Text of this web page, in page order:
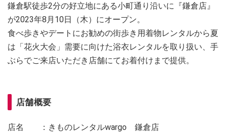
鎌倉駅徒歩2分の好立地にある小町通り沿いに『鎌倉店』
が2023年8月10日（木）にオープン。
食べ歩きやデートにお勧めの街歩き用着物レンタルから夏
は「花火大会」需要に向けた浴衣レンタルを取り扱い、手
ぶらでご来店いただき店舗にてお着付けまで提供。
店舗概要
店名 ：きものレンタルwargo 鎌倉店